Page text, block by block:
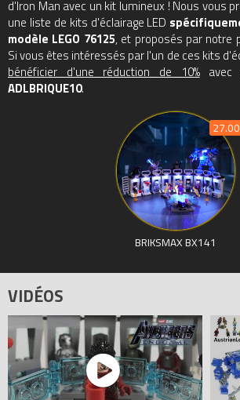
Man (Iron Man Hall of Armour)sur
comparateur de prix 100% LEGO.
Code EAN du LEGO Marvel 76125 :
d'Iron Man avec un kit lumineux ! Nous vous
une liste de kits d'éclairage LED
modèle LEGO 76125, et proposés par notre
Si vous êtes intéressés par l'un de ces kits
bénéficier d'une réduction de 10%avec
ADLBRIQUE10.
BRIKSMAX BX141
VIDÉOS